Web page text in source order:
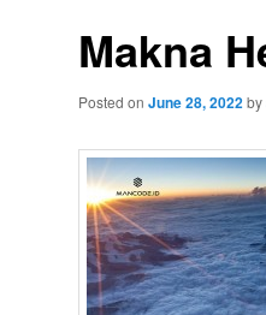
Makna
Posted on June 28, 2022by